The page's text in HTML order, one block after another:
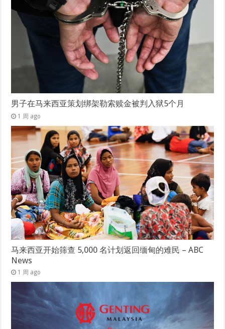
男子在马来西亚策划绑架勒索赎金被判入狱5个月
1 周 ago
马来西亚开始筛查 5,000 名计划返回缅甸的难民 – ABC
News
1 周 ago